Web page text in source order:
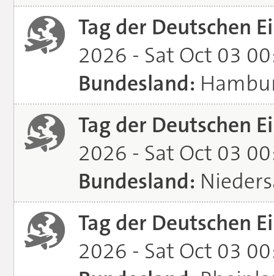
Tag der Deutschen
2026 - Sat Oct 03
Bundesland:
Tag der Deutschen
2026 - Sat Oct 03
Bundesland:
Tag der Deutschen
2026 - Sat Oct 03